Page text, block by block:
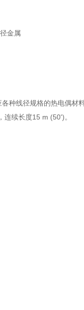
金属
种线径规格的热电偶材
续长度15 m (50')。